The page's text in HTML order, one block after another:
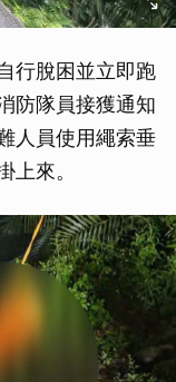
行脫困並立即跑
防隊員接獲通知
人員使用繩索垂
上來。